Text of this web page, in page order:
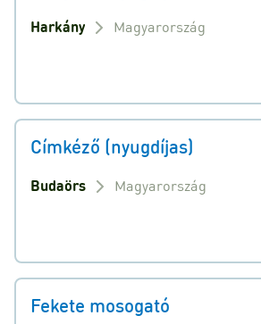
Harkány Magyarország
Címkéző (nyugdíjas)
Budaörs Magyarország
Fekete mosogató